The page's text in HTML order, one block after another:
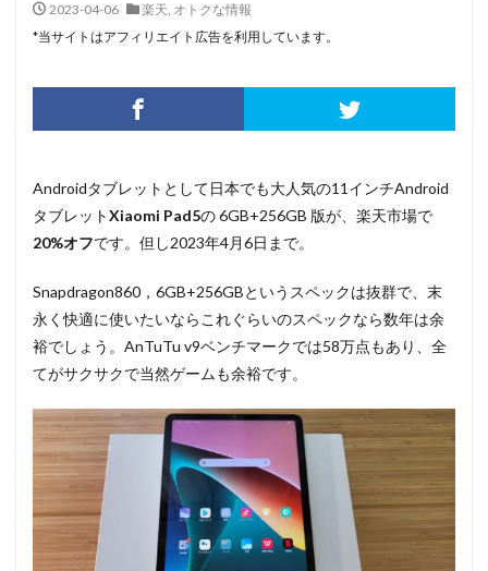
2023-04-06 楽天, オトクな情報
*当サイトはアフィリエイト広告を利用しています。
Androidタブレットとして日本でも大人気の11インチAndroid
タブレットXiaomi Pad5の 6GB+256GB 版が、楽天市場で
20%オフです。但し2023年4月6日まで。
Snapdragon860，6GB+256GBというスペックは抜群で、末
永く快適に使いたいならこれぐらいのスペックなら数年は余
裕でしょう。AnTuTu v9ベンチマークでは58万点もあり、全
てがサクサクで当然ゲームも余裕です。